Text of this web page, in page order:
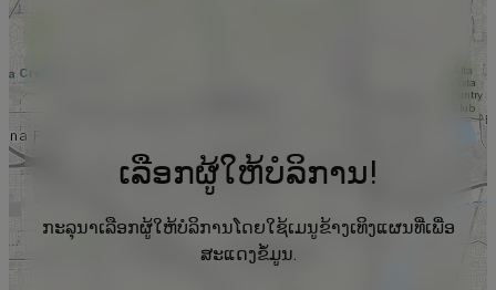
ເລືອກຜູ້ໃຫ້ບໍລິການ!
ກະລຸນາເລືອກຜູ້ໃຫ້ບໍລິການໂດຍໃຊ້ເມນູຂ້າງເທິງແຜນທີ່ເພື່ອ
ສະແດງຂໍ້ມູນ.